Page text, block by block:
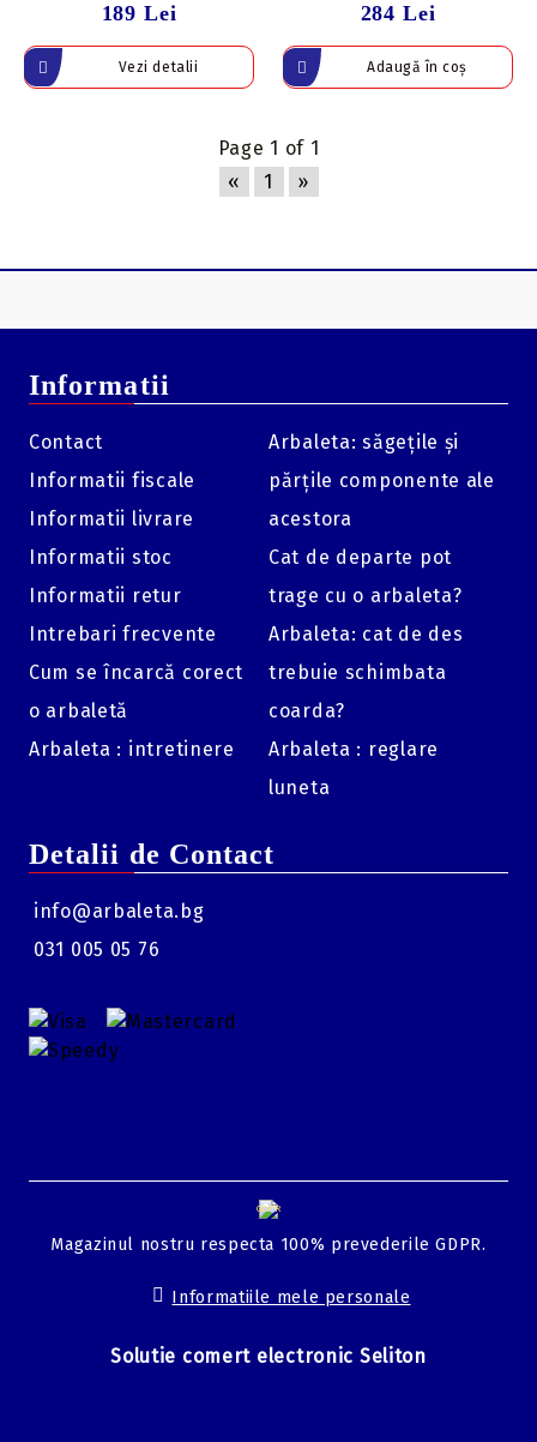
189 Lei
Vezi detalii
284 Lei
Page 1 of 1
«
1 »
Informatii
Contact
Informatii fiscale
Informatii livrare
Informatii stoc
Informatii retur
Intrebari frecvente
Cum se încarcă corect
o arbaletă
Arbaleta : intretinere
Arbaleta: săgețile și
părțile componente ale
acestora
Cat de departe pot
trage cu o arbaleta?
Arbaleta: cat de des
trebuie schimbata
coarda?
Arbaleta : reglare
luneta
Detalii de Contact
info@arbaleta.bg
031 005 05 76
GDPR
Magazinul nostru respecta 100% prevederile GDPR.
Informatiile mele personale
Solutie comert electronic Seliton